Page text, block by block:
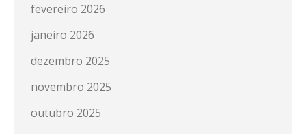
fevereiro 2026
janeiro 2026
dezembro 2025
novembro 2025
outubro 2025